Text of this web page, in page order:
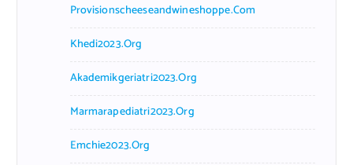
Provisionscheeseandwineshoppe.com
Khedi2023.org
Akademikgeriatri2023.org
Marmarapediatri2023.org
Emchie2023.org